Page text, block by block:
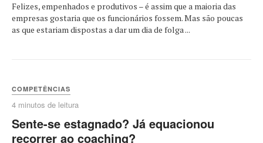
Felizes, empenhados e produtivos – é assim que a maioria das
empresas gostaria que os funcionários fossem. Mas são poucas
as que estariam dispostas a dar um dia de folga ...
COMPETÊNCIAS
4 minutos de leitura
Sente-se estagnado? Já equacionou
recorrer ao coaching?